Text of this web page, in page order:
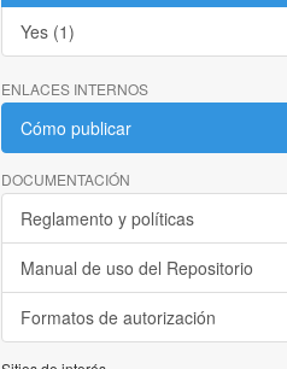
Yes (1)
ENLACES INTERNOS
Cómo publicar
DOCUMENTACIÓN
Reglamento y políticas
Manual de uso del Repositorio
Formatos de autorización